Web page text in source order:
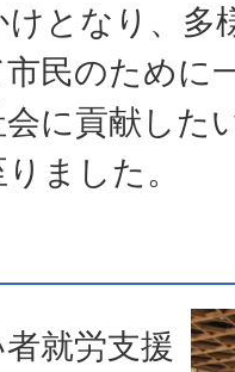
となり、多
民のために
に貢献した
ました。
就労支援